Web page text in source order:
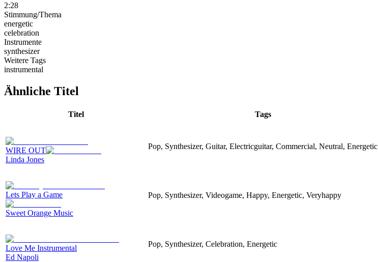
2:28
Stimmung/Thema
energetic
celebration
Instrumente
synthesizer
Weitere Tags
instrumental
Ähnliche Titel
Titel Tags
WIRE OUT
Linda Jones
Pop, Synthesizer, Guitar, Electricguitar, Commercial, Neutral, Energetic
Lets Play a Game
Sweet Orange Music
Pop, Synthesizer, Videogame, Happy, Energetic, Veryhappy
Love Me Instrumental
Ed Napoli
Pop, Synthesizer, Celebration, Energetic